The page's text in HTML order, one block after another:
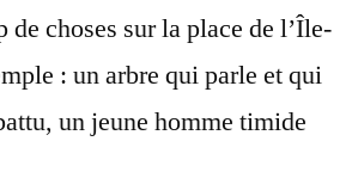
de choses sur la place de l’Île-
: un arbre qui parle et qui
un jeune homme timide